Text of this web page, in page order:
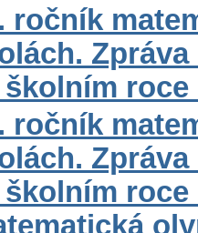
ročník
roce
ročník
roce